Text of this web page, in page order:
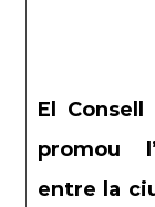
El
promou
entre la